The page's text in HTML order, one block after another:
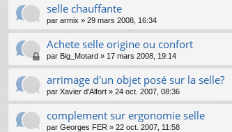
selle chauffante
par armix » 29 mars 2008, 16:34
Achete selle origine ou confort
par Big_Motard » 17 mars 2008, 19:14
arrimage d'un objet posé sur la selle?
par Xavier d'Alfort » 24 oct. 2007, 08:36
complement sur ergonomie selle
par Georges FER » 22 oct. 2007, 11:58